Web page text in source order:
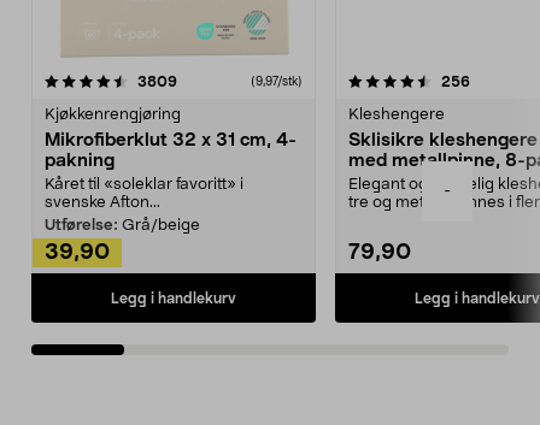
-
3809anmeldelser(9,97/stk)
Kjøkkenrengjøring
Mikrofiberklut 32 x 31 cm, 4-
pakning
Kåret til «soleklar favoritt» i
svenske Afton...
Utførelse: Grå/beige
39,90
Legg i handlekurv
4.5av 5 stjerner 256
Kleshengere
Sklisikre
med metallpinne, 8-
Elegant og skikkelig
tre og metall – finnes i
79,90
Legg i handlekurv
4.5av 5 stjerner